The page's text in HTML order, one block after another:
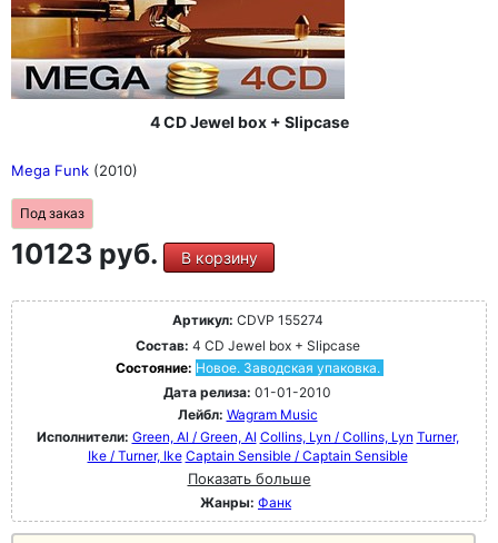
4 CD Jewel box + Slipcase
Mega Funk (2010)
Под заказ
10123 руб. В корзину
Артикул: CDVP 155274
Состав: 4 CD Jewel box + Slipcase
Состояние: Новое. Заводская упаковка.
Дата релиза: 01-01-2010
Лейбл: Wagram Music
Исполнители: Green, Al / Green, Al Collins, Lyn / Collins, Lyn Turner,
Ike / Turner, Ike Captain Sensible / Captain Sensible
Показать больше
Жанры: Фанк